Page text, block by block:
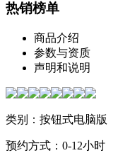
热销榜单
商品介绍
参数与资质
声明和说明
类别：按钮式电脑版
预约方式：0-12小时